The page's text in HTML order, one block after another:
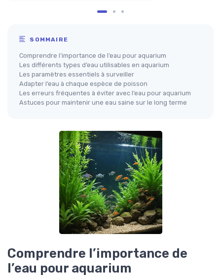
SOMMAIRE
Comprendre l’importance de l’eau pour aquarium
Les différents types d’eau utilisables en aquarium
Les paramètres essentiels à surveiller
Adapter l’eau à chaque espèce de poisson
Les erreurs fréquentes à éviter avec l’eau pour aquarium
Astuces pour maintenir une eau saine sur le long terme
Comprendre l’importance de
l’eau pour aquarium